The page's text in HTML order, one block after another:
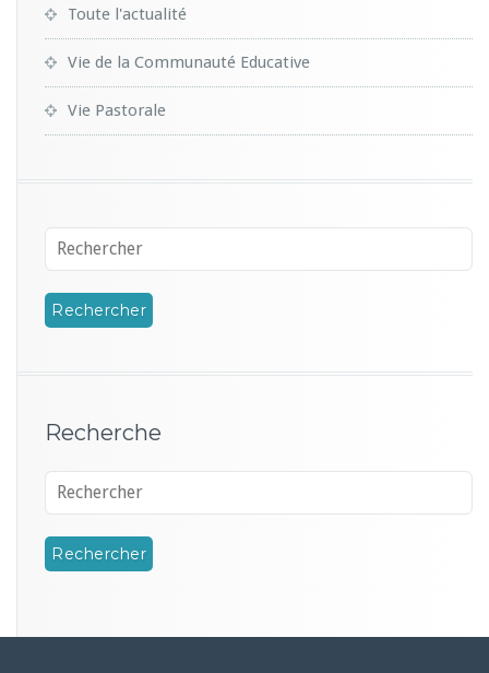
Toute l'actualité
Vie de la Communauté Educative
Vie Pastorale
Recherche